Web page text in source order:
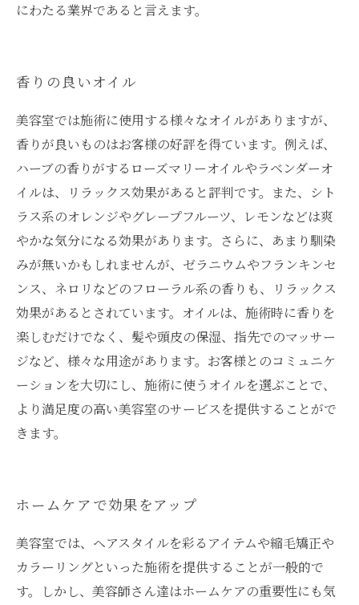
にわたる業界であると言えます。
香りの良いオイル
美容室では施術に使用する様々なオイルがありますが、
香りが良いものはお客様の好評を得ています。例えば、
ハーブの香りがするローズマリーオイルやラベンダーオ
イルは、リラックス効果があると評判です。また、シト
ラス系のオレンジやグレープフルーツ、レモンなどは爽
やかな気分になる効果があります。さらに、あまり馴染
みが無いかもしれませんが、ゼラニウムやフランキンセ
ンス、ネロリなどのフローラル系の香りも、リラックス
効果があるとされています。オイルは、施術時に香りを
楽しむだけでなく、髪や頭皮の保湿、指先でのマッサー
ジなど、様々な用途があります。お客様とのコミュニケ
ーションを大切にし、施術に使うオイルを選ぶことで、
より満足度の高い美容室のサービスを提供することがで
きます。
ホームケアで効果をアップ
美容室では、ヘアスタイルを彩るアイテムや縮毛矯正や
カラーリングといった施術を提供することが一般的で
す。しかし、美容師さん達はホームケアの重要性にも気